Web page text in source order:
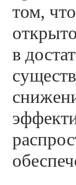
том,
в